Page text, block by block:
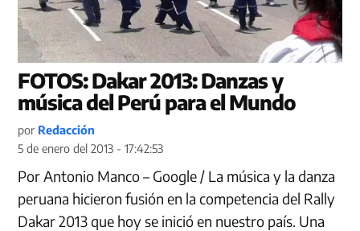
FOTOS: Dakar 2013: Danzas y
música del Perú para el Mundo
por Redacción
5 de enero del 2013 - 17:42:53
Por Antonio Manco – Google / La música y la danza
peruana hicieron fusión en la competencia del Rally
Dakar 2013 que hoy se inició en nuestro país. Una